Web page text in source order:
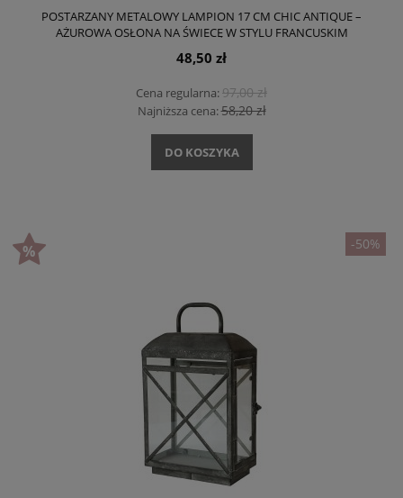
POSTARZANY METALOWY LAMPION 17 CM CHIC ANTIQUE –
AŻUROWA OSŁONA NA ŚWIECĘ W STYLU FRANCUSKIM
48,50 zł
Cena regularna:97,00 zł
Najniższa cena:58,20 zł
DO KOSZYKA
-50%